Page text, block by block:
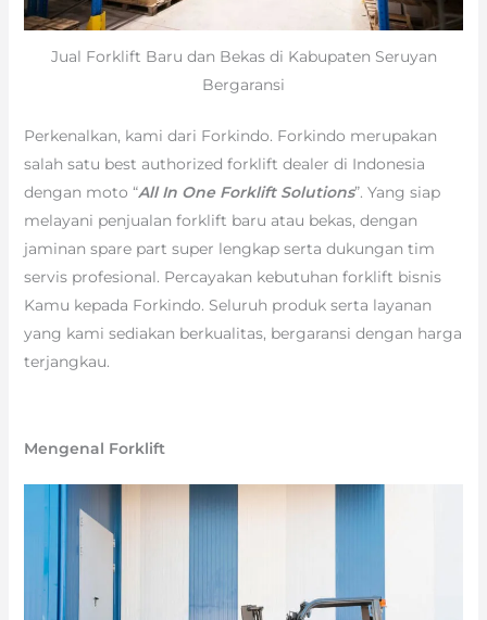
Jual Forklift Baru dan Bekas di Kabupaten Seruyan
Bergaransi
Perkenalkan, kami dari Forkindo. Forkindo merupakan
salah satu best authorized forklift dealer di Indonesia
dengan moto “All In One Forklift Solutions”. Yang siap
melayani penjualan forklift baru atau bekas, dengan
jaminan spare part super lengkap serta dukungan tim
servis profesional. Percayakan kebutuhan forklift bisnis
Kamu kepada Forkindo. Seluruh produk serta layanan
yang kami sediakan berkualitas, bergaransi dengan harga
terjangkau.
Mengenal Forklift